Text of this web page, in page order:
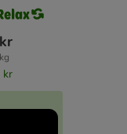
kr